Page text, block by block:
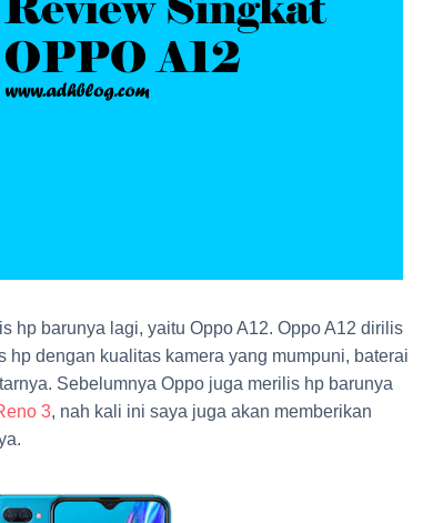
hp barunya lagi, yaitu Oppo A12. Oppo A12 dirilis
dengan kualitas kamera yang mumpuni, baterai
Sebelumnya Oppo juga merilis hp barunya
3, nah kali ini saya juga akan memberikan